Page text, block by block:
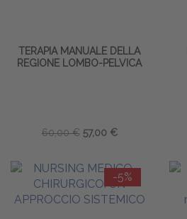
TERAPIA MANUALE DELLA
REGIONE LOMBO-PELVICA
60,00 € 57,00 €
-5%